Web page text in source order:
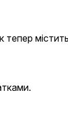
тепер містить